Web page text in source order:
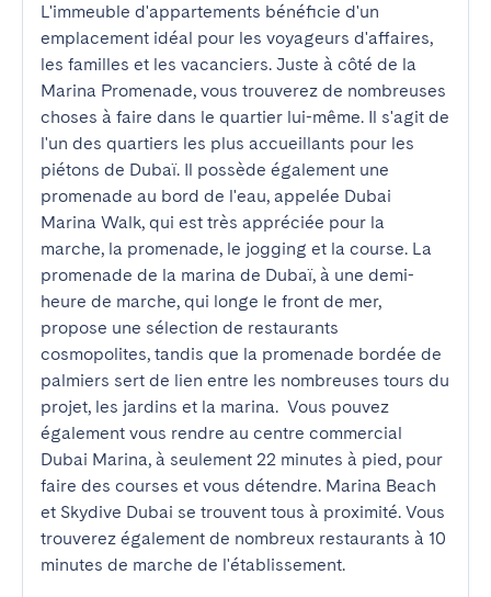
L'immeuble d'appartements bénéficie d'un
emplacement idéal pour les voyageurs d'affaires,
les familles et les vacanciers. Juste à côté de la
Marina Promenade, vous trouverez de nombreuses
choses à faire dans le quartier lui-même. Il s'agit de
l'un des quartiers les plus accueillants pour les
piétons de Dubaï. Il possède également une
promenade au bord de l'eau, appelée Dubai
Marina Walk, qui est très appréciée pour la
marche, la promenade, le jogging et la course. La
promenade de la marina de Dubaï, à une demi-
heure de marche, qui longe le front de mer,
propose une sélection de restaurants
cosmopolites, tandis que la promenade bordée de
palmiers sert de lien entre les nombreuses tours du
projet, les jardins et la marina.  Vous pouvez
également vous rendre au centre commercial
Dubai Marina, à seulement 22 minutes à pied, pour
faire des courses et vous détendre. Marina Beach
et Skydive Dubai se trouvent tous à proximité. Vous
trouverez également de nombreux restaurants à 10
minutes de marche de l'établissement.